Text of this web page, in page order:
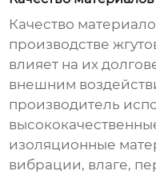
Качество
производстве
влияет на их
внешним
производитель
изоляционные
вибрации, влаге,